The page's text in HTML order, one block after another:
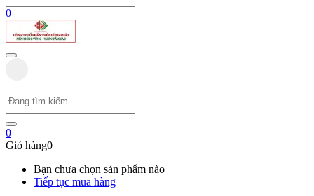
0
0
Giỏ hàng0
Bạn chưa chọn sản phẩm nào
Tiếp tục mua hàng